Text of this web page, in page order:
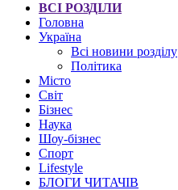
ВСІ РОЗДІЛИ
Головна
Україна
Всі новини розділу
Політика
Місто
Світ
Бізнес
Наука
Шоу-бізнес
Спорт
Lifestyle
БЛОГИ ЧИТАЧІВ